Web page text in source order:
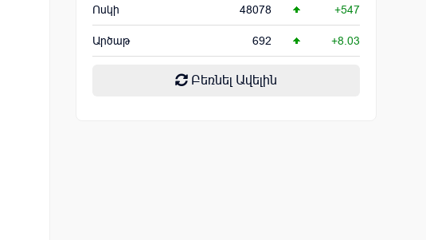
Ոսկի 48078 +547
Արծաթ 692 +8.03
Բեռնել Ավելին